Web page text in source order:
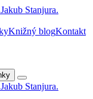
Knižný blogKontakt